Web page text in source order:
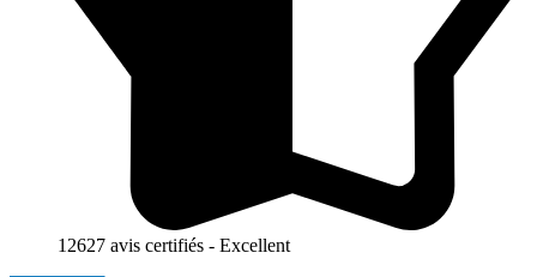
12627 avis certifiés - Excellent